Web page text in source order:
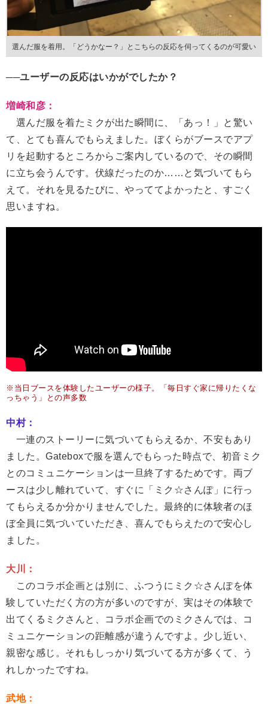
選んだ服を着用。「どうかなー？」とこちらの反応を伺ってくるのが可愛い
──ユーザーの反応はいかがでしたか？
増崎和彦：
選んだ服を着たミクが出た瞬間に、「あっ！」と驚い
て、とても喜んでもらえました。ぼくらがブースでアプ
リを起動するところからご案内しているので、その瞬間
に立ち会うんです。伏線だったのか……と気づいてもら
えて。それを見るたびに、やっててよかったと、すごく
思いますね。
※当日ブースを体験したユーザーの様子。「毎日すぐ家に帰りたくな
っちゃう」との声多数
中村：
一連のストーリーに気づいてもらえるか、不安もあり
ました。Gateboxで服を選んでもらった時点で、初音ミク
とのコミュニケーションは一旦終了するためです。両ブ
ースは少し離れていて、すぐに「ミク☆さんぽ」に行っ
てもらえるか分かりませんでした。最終的に体験者のほ
ぼ全員に気づいていただき、喜んでもらえたので安心し
ました。
大川：
このコラボ企画とは別に、ふつうにミク☆さんぽを体
験していただく方の方が多いのですが、実はその体験で
出てくるミクさんと、コラボ企画でのミクさんでは、コ
ミュニケーションの距離感が違うんですよ。少し近い、
親密な感じ。それもしっかり気づいてる方が多くて、う
れしかったですね。
武地：